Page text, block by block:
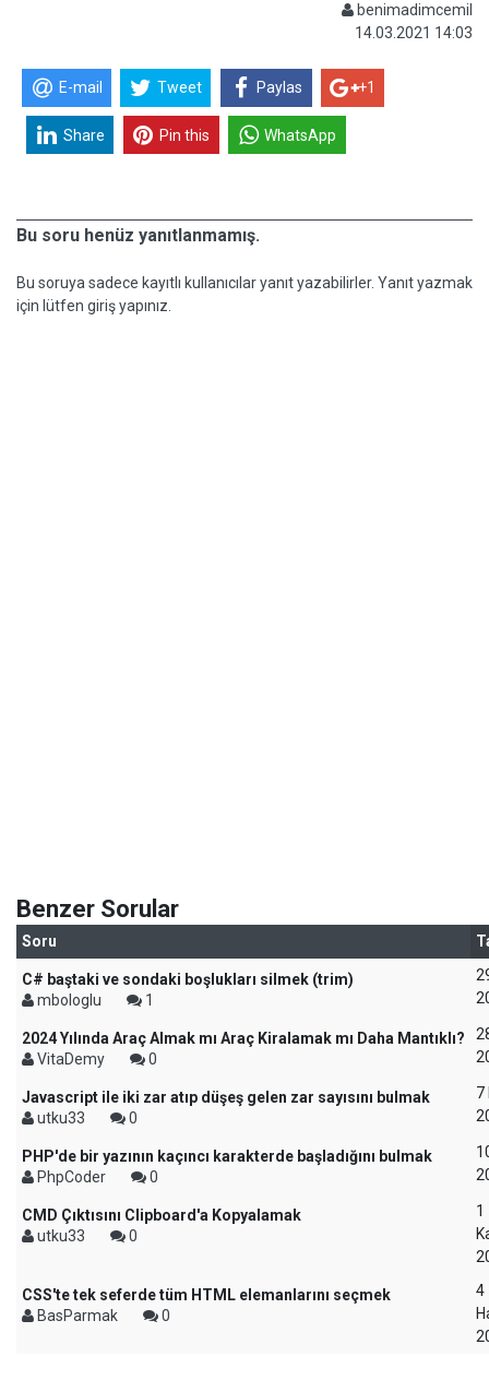
benimadimcemil
14.03.2021 14:03
E-mail Tweet Paylas +1
Share Pin this WhatsApp
Bu soru henüz yanıtlanmamış.
Bu soruya sadece kayıtlı kullanıcılar yanıt yazabilirler. Yanıt yazmak
için lütfen giriş yapınız.
Benzer Sorular
Soru
C# baştaki ve sondaki boşlukları silmek (trim)
mbologlu
1
2024 Yılında Araç Almak mı Araç Kiralamak mı Daha Mantıklı?
VitaDemy
0
Javascript ile iki zar atıp düşeş gelen zar sayısını bulmak
utku33
0
7
PHP'de bir yazının kaçıncı karakterde başladığını bulmak
PhpCoder
0
CMD Çıktısını Clipboard'a Kopyalamak
utku33
0
1
CSS'te tek seferde tüm HTML elemanlarını seçmek
BasParmak
0
4